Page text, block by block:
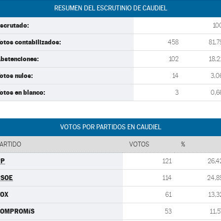
RESUMEN DEL ESCRUTINIO DE CAUDIEL
contabilizados: 458
102
nulos: 14
en blanco: 3
VOTOS POR PARTIDOS EN CAUDIEL
VOTOS %
121
114
61
53